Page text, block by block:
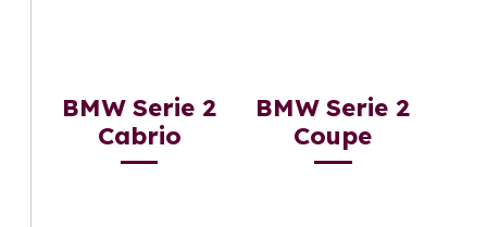
BMW Serie 2
Cabrio
BMW Serie 2
Coupe